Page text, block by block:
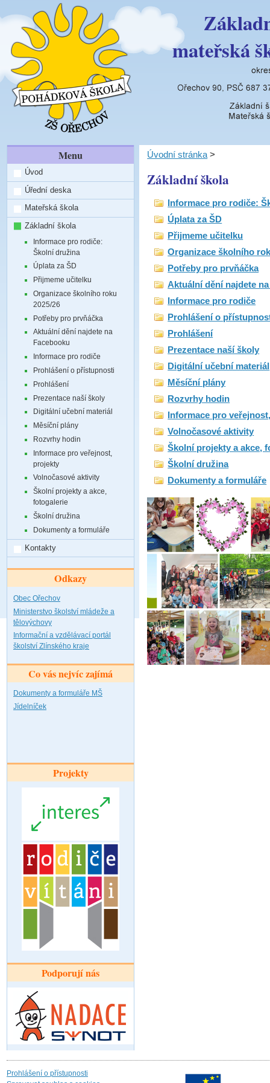
mateřská
Menu
Úvod
Úřední deska
Mateřská škola
Základní škola
Informace pro rodiče:
Školní družina
Úplata za ŠD
Přijmeme učitelku
Organizace školního roku
2025/26
Potřeby pro prvňáčka
Aktuální dění najdete na
Facebooku
Informace pro rodiče
Prohlášení o přístupnosti
Prohlášení
Prezentace naší školy
Digitální učební materiál
Měsíční plány
Rozvrhy hodin
Informace pro veřejnost,
projekty
Volnočasové aktivity
Školní projekty a akce,
fotogalerie
Školní družina
Dokumenty a formuláře
Kontakty
Odkazy
Obec Ořechov
Ministerstvo školství mládeže a
tělovýchovy
Informační a vzdělávací portál
školství Zlínského kraje
Co vás nejvíc zajímá
Dokumenty a formuláře MŠ
Jídelníček
Projekty
Podporují nás
Úvodní stránka >
Základní škola
Informace pro rodiče:
Úplata za ŠD
Přijmeme učitelku
Organizace školního
Potřeby pro prvňáčka
Aktuální dění najdete
Informace pro rodiče
Prohlášení o
Prohlášení
Prezentace naší školy
Digitální učební materiál
Měsíční plány
Rozvrhy hodin
Informace pro
Volnočasové aktivity
Školní projekty a akce,
Školní družina
Dokumenty a formuláře
Prohlášení o přístupnosti